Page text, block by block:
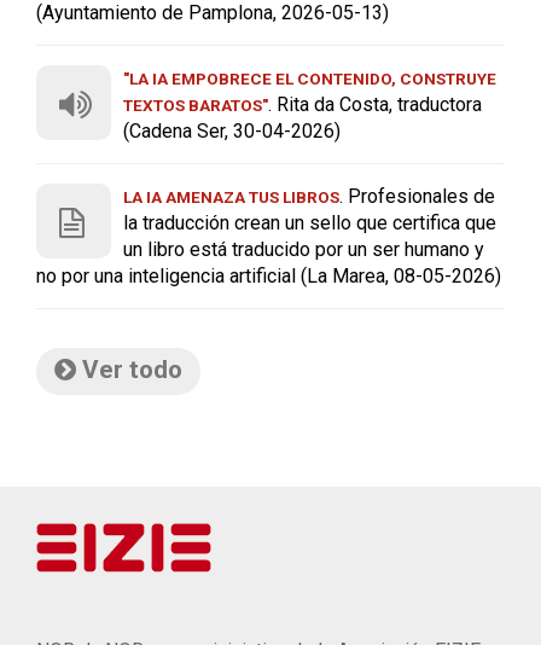
(Ayuntamiento de Pamplona, 2026-05-13)
"LA IA EMPOBRECE EL CONTENIDO, CONSTRUYE
TEXTOS BARATOS". Rita da Costa, traductora
(Cadena Ser, 30-04-2026)
LA IA AMENAZA TUS LIBROS. Profesionales de
la traducción crean un sello que certifica que
un libro está traducido por un ser humano y
no por una inteligencia artificial (La Marea, 08-05-2026)
Ver todo